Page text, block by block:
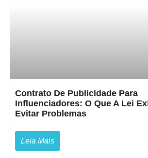
Contrato De Publicidade Para
Influenciadores: O Que A Lei
Evitar Problemas
Leia Mais